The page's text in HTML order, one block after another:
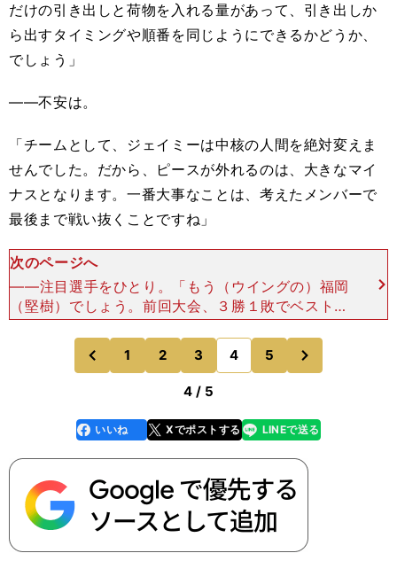
だけの引き出しと荷物を入れる量があって、引き出しか
ら出すタイミングや順番を同じようにできるかどうか、
でしょう」
――不安は。
「チームとして、ジェイミーは中核の人間を絶対変えま
せんでした。だから、ピースが外れるのは、大きなマイ
ナスとなります。一番大事なことは、考えたメンバーで
最後まで戦い抜くことですね」
次のページへ
――注目選手をひとり。「もう（ウイングの）福岡
（堅樹）でしょう。前回大会、３勝１敗でベスト８
に入れなかったのは、トライ数の差です。だから、
前回大会は今回のマエフリなんです。この大会で
は、トライをたく
前
のページへ
1 2 3 4 5
のページへ
4 / 5
faceboo
k
いいね Xでポストする
line LINEで送る